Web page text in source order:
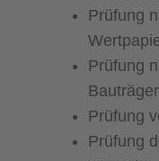
Prüfung
Prüfung
Prüfung
Prüfung